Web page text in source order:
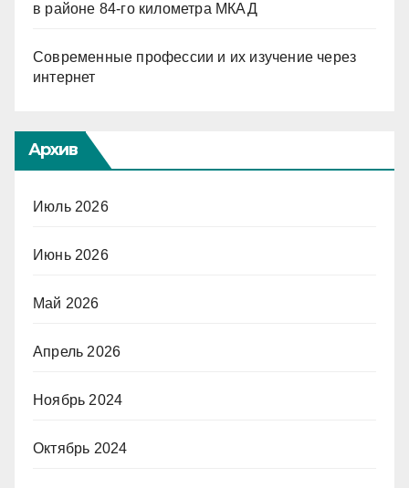
в районе 84-го километра МКАД
Современные профессии и их изучение через
интернет
Архив
Июль 2026
Июнь 2026
Май 2026
Апрель 2026
Ноябрь 2024
Октябрь 2024